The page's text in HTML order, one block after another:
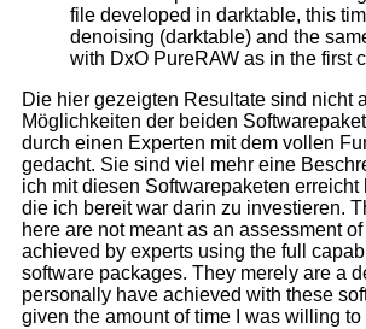
file developed in darktable, this
denoising (darktable) and the
with DxO PureRAW as in the first
Die hier gezeigten Resultate sind nicht
Möglichkeiten der beiden
durch einen Experten mit dem vollen
gedacht. Sie sind viel mehr eine
ich mit diesen Softwarepaketen erreicht
die ich bereit war darin zu investieren.
here are not meant as an assessment
achieved by experts using the full
software packages. They merely are a
personally have achieved with these
given the amount of time I was willing to